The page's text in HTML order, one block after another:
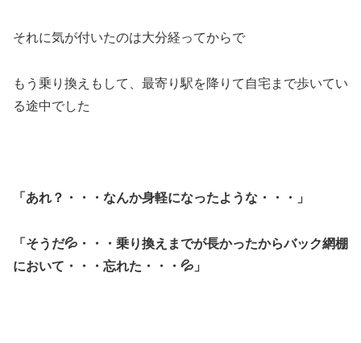
それに気が付いたのは大分経ってからで
もう乗り換えもして、最寄り駅を降りて自宅まで歩いてい
る途中でした
「あれ？・・・なんか身軽になったような・・・」
「そうだ💦・・・乗り換えまでが長かったからバック網棚
において・・・忘れた・・・💦」